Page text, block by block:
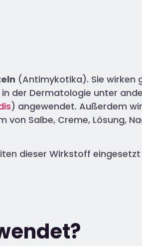
(Antimykotika). Sie wirken
der Dermatologie unter
) angewendet. Außerdem
von Salbe, Creme, Lösung,
dieser Wirkstoff